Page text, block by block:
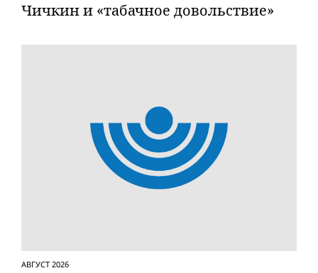
Чичкин и «табачное довольствие»
АВГУСТ 2026